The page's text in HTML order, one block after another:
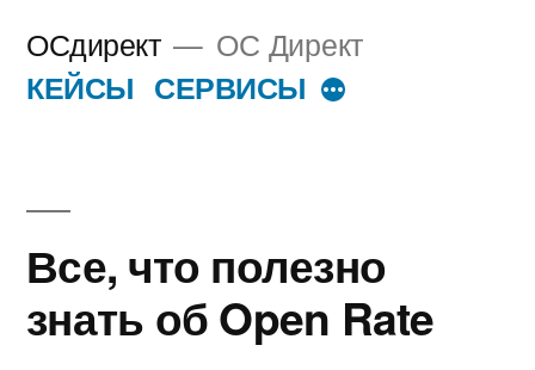
ОСдирект ОС Директ
КЕЙСЫ СЕРВИСЫ Больше
Все, что полезно
знать об Open Rate